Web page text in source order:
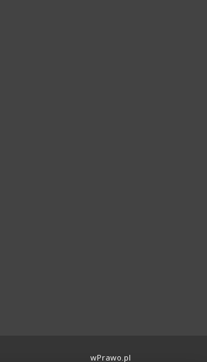
wPrawo.pl